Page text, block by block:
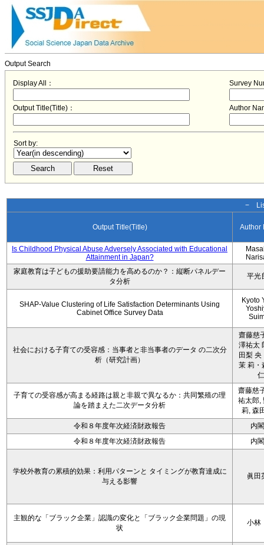
Output Search
Display All： Survey
Output Title(Title)： Author
Sort by:
−
Output Title(Title) Author
Is Childhood Physical Abuse Adversely Associated with Educational
Attainment in Japan?
家庭教育は子どもの援助要請能力を高めるのか？：縦断パネルデー
タ分析
平光
SHAP-Value Clustering of Life Satisfaction Determinants Using
Cabinet Office Survey Data
Kyoto
社会における子育ての受容感：当事者と非当事者のデータ の二次分
析（研究計画）
齋藤慈
澤祐太
田梨 央
茉 莉・
仁
子育ての受容感が高まる経路は親と非親で異なるか：共同繁殖の理
論を踏まえた二次データ分析
齋藤慈
祐太郎,
莉, 森
令和８年度年次経済財政報告
内
令和８年度年次経済財政報告
内
学校外教育の累積的効果：利用パターンと タイミングが教育達成に
与える影響
眞田
主観的な「ブラック企業」認識の変化と「ブラック企業問題」の現
状
小